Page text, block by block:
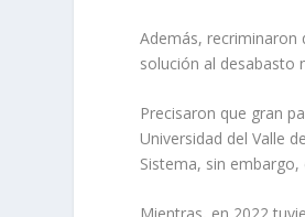
Además, recriminaron
solución al desabasto
Precisaron que gran
Universidad del Valle
Sistema, sin